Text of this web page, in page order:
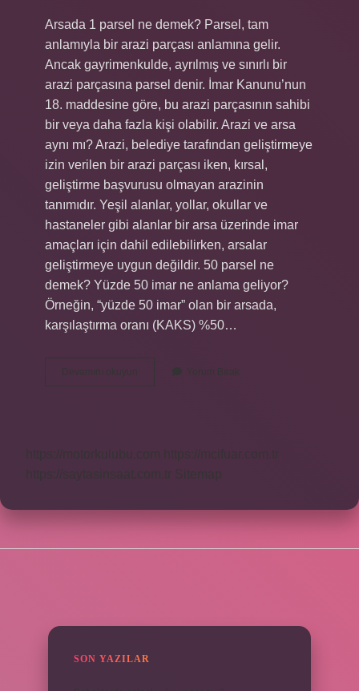
Arsada 1 parsel ne demek? Parsel, tam
anlamıyla bir arazi parçası anlamına gelir.
Ancak gayrimenkulde, ayrılmış ve sınırlı bir
arazi parçasına parsel denir. İmar Kanunu’nun
18. maddesine göre, bu arazi parçasının sahibi
bir veya daha fazla kişi olabilir. Arazi ve arsa
aynı mı? Arazi, belediye tarafından geliştirmeye
izin verilen bir arazi parçası iken, kırsal,
geliştirme başvurusu olmayan arazinin
tanımıdır. Yeşil alanlar, yollar, okullar ve
hastaneler gibi alanlar bir arsa üzerinde imar
amaçları için dahil edilebilirken, arsalar
geliştirmeye uygun değildir. 50 parsel ne
demek? Yüzde 50 imar ne anlama geliyor?
Örneğin, “yüzde 50 imar” olan bir arsada,
karşılaştırma oranı (KAKS) %50…
Devamını okuyun
Ve
Yorum Bırak
https://motorkulubu.com
https://mcifuar.com.tr
https://saytasinsaat.com.tr Sitemap
SON YAZILAR